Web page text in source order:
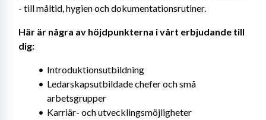
- till måltid, hygien och dokumentationsrutiner.
Här är några av höjdpunkterna i vårt erbjudande till
dig:
Introduktionsutbildning
Ledarskapsutbildade chefer och små
arbetsgrupper
Karriär- och utvecklingsmöjligheter